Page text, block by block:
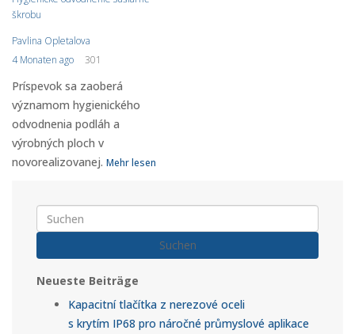
škrobu
Pavlina Opletalova
4 Monaten ago
301
Príspevok sa zaoberá
významom hygienického
odvodnenia podláh a
výrobných ploch v
novorealizovanej. Mehr lesen
Suchen
Neueste Beiträge
Kapacitní tlačítka z nerezové oceli
s krytím IP68 pro náročné průmyslové aplikace